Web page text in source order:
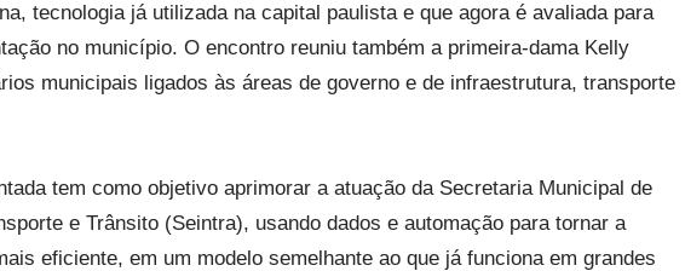
tecnologia já utilizada na capital paulista e que agora é avaliada para
no município. O encontro reuniu também a primeira-dama Kelly
municipais ligados às áreas de governo e de infraestrutura, transporte
tem como objetivo aprimorar a atuação da Secretaria Municipal de
e Trânsito (Seintra), usando dados e automação para tornar a
eficiente, em um modelo semelhante ao que já funciona em grandes